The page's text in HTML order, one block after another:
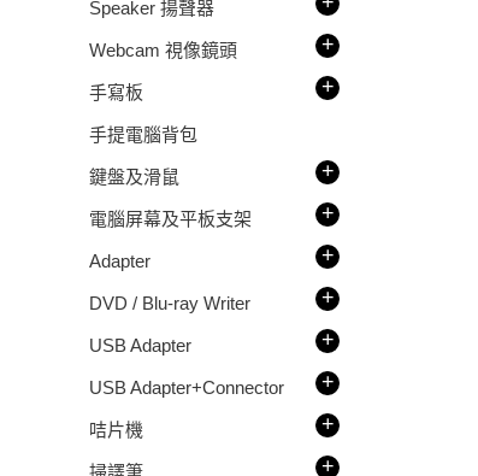
Speaker 揚聲器
Webcam 視像鏡頭 +
手寫板 +
手提電腦背包
鍵盤及滑鼠 +
電腦屏幕及平板支架 +
Adapter +
DVD / Blu-ray Writer +
USB Adapter +
USB Adapter+Connector +
咭片機 +
掃譯筆 +